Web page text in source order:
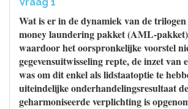
Wat is er in de dynamiek van de
money laundering pakket (AML-
waardoor het oorspronkelijke voorstel
gegevensuitwisseling repte, de inzet van
was om dit enkel als lidstaatoptie te
uiteindelijke onderhandelingsresultaat
geharmoniseerde verplichting is